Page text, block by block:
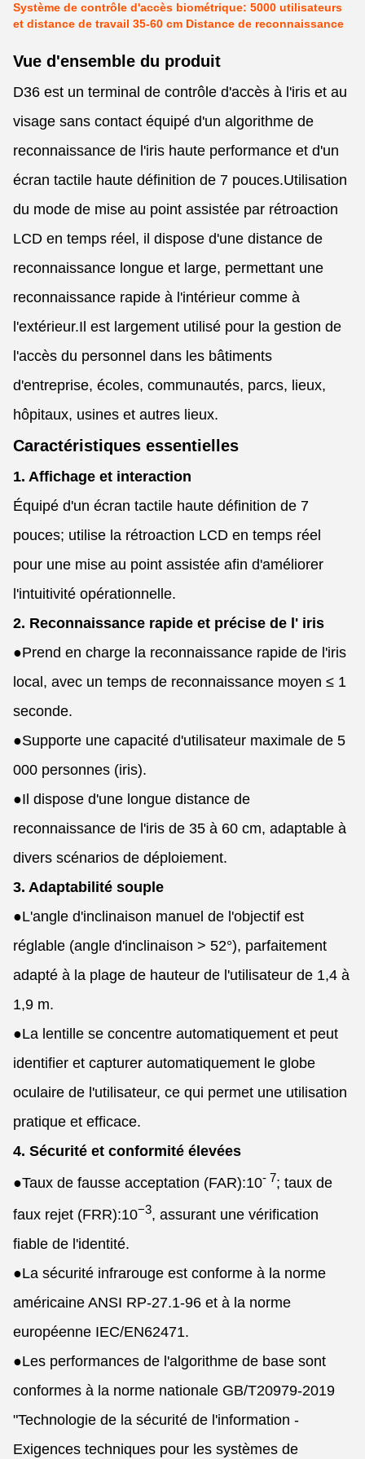
Système de contrôle d'accès biométrique: 5000 utilisateurs
et distance de travail 35-60 cm Distance de reconnaissance
Vue d'ensemble du produit
D36 est un terminal de contrôle d'accès à l'iris et au
visage sans contact équipé d'un algorithme de
reconnaissance de l'iris haute performance et d'un
écran tactile haute définition de 7 pouces.Utilisation
du mode de mise au point assistée par rétroaction
LCD en temps réel, il dispose d'une distance de
reconnaissance longue et large, permettant une
reconnaissance rapide à l'intérieur comme à
l'extérieur.Il est largement utilisé pour la gestion de
l'accès du personnel dans les bâtiments
d'entreprise, écoles, communautés, parcs, lieux,
hôpitaux, usines et autres lieux.
Caractéristiques essentielles
1. Affichage et interaction
Équipé d'un écran tactile haute définition de 7
pouces; utilise la rétroaction LCD en temps réel
pour une mise au point assistée afin d'améliorer
l'intuitivité opérationnelle.
2. Reconnaissance rapide et précise de l' iris
●Prend en charge la reconnaissance rapide de l'iris
local, avec un temps de reconnaissance moyen ≤ 1
seconde.
●Supporte une capacité d'utilisateur maximale de 5
000 personnes (iris).
●Il dispose d'une longue distance de
reconnaissance de l'iris de 35 à 60 cm, adaptable à
divers scénarios de déploiement.
3. Adaptabilité souple
●L'angle d'inclinaison manuel de l'objectif est
réglable (angle d'inclinaison > 52°), parfaitement
adapté à la plage de hauteur de l'utilisateur de 1,4 à
1,9 m.
●La lentille se concentre automatiquement et peut
identifier et capturer automatiquement le globe
oculaire de l'utilisateur, ce qui permet une utilisation
pratique et efficace.
4. Sécurité et conformité élevées
●Taux de fausse acceptation (FAR):10- 7; taux de
faux rejet (FRR):10−3, assurant une vérification
fiable de l'identité.
●La sécurité infrarouge est conforme à la norme
américaine ANSI RP-27.1-96 et à la norme
européenne IEC/EN62471.
●Les performances de l'algorithme de base sont
conformes à la norme nationale GB/T20979-2019
"Technologie de la sécurité de l'information -
Exigences techniques pour les systèmes de